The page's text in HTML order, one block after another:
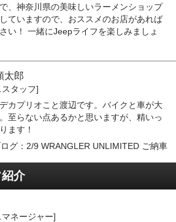
、神奈川県の美味しいラーメンショップ
ていますので、おススメのお店があれば
い！ 一緒にJeepライフを楽しみましょ
郎
タッフ]
カプリオこと渡辺です。バイクと車が大
至らない点あるかと思いますが、精いっ
ます！
グ：2/9 WRANGLER UNLIMITED ご納車
介
ネージャー]